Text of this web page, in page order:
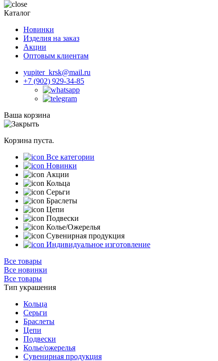
Каталог
Новинки
Изделия на заказ
Акции
Оптовым клиентам
yupiter_krsk@mail.ru
+7 (902) 929-34-85
Ваша корзина
Корзина пуста.
Все категории
Новинки
Акции
Кольца
Серьги
Браслеты
Цепи
Подвески
Колье/Ожерелья
Сувенирная продукция
Индивидуальное изготовление
Все товары
Все новинки
Все товары
Тип украшения
Кольца
Серьги
Браслеты
Цепи
Подвески
Колье/ожерелья
Сувенирная продукция